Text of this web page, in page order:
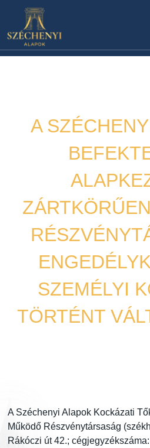
A
SZEMÉLYI
TÖRTÉNT
A Széchenyi Alapok Kockázati
Működő Részvénytársaság
Rákóczi út 42.;